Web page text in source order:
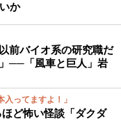
か
前バイオ系の研究職だ
──「風車と巨人」岩
ってますよ！」
ど怖い怪談「ダクダ